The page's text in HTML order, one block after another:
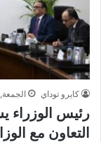
كايرو توداي الجمعة,
رئيس الوزراء
التعاون مع